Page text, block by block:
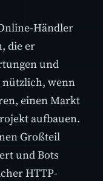
Händler
die er
und
wenn
einen Markt
aufbauen.
Großteil
und Bots
HTTP-